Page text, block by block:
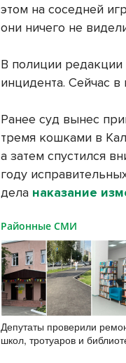
этом на соседней
они ничего не
В полиции
инцидента. Сейчас
Ранее суд вынес
тремя кошками в
а затем спустился
году
дела наказание
Районные СМИ
Депутаты проверили
школ, тротуаров и